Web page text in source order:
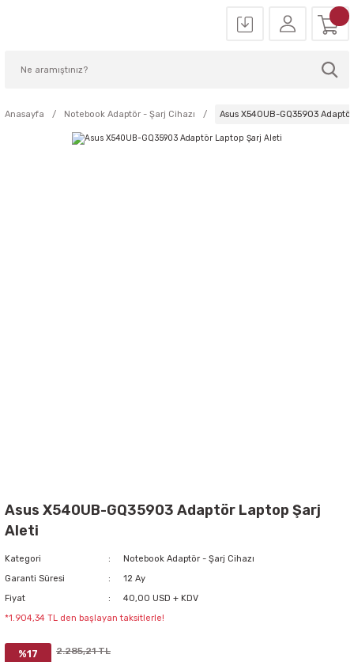
Anasayfa Notebook Adaptör - Şarj Cihazı Asus X540UB-GQ35903
Asus X540UB-GQ35903 Adaptör Laptop Şarj
Aleti
Kategori
Notebook Adaptör - Şarj Cihazı
Garanti Süresi
12 Ay
Fiyat
40,00 USD + KDV
*1.904,34 TL den başlayan taksitlerle!
%17 2.285,21 TL